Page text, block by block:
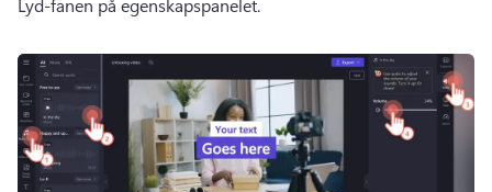
Lyd-fanen på egenskapspanelet.